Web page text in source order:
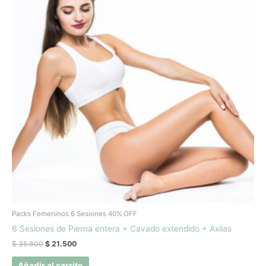
Packs Femeninos 6 Sesiones 40% OFF
6 Sesiones de Pierna entera + Cavado extendido + Axilas
$35.800
$ 35.800.
$ 21.500
$ 21.500.